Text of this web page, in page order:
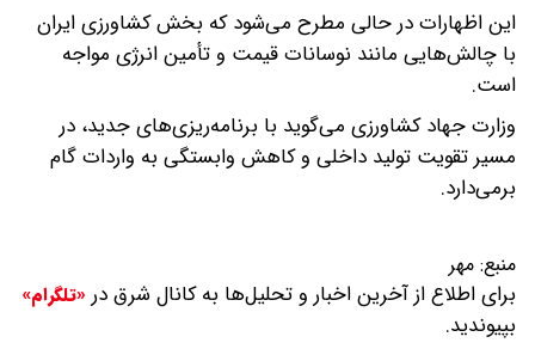
این اظهارات در حالی مطرح می‌شود که بخش کشاورزی ایران
با چالش‌هایی مانند نوسانات قیمت و تأمین انرژی مواجه
است.
وزارت جهاد کشاورزی می‌گوید با برنامه‌ریزی‌های جدید، در
مسیر تقویت تولید داخلی و کاهش وابستگی به واردات گام
برمی‌دارد.
منبع: مهر
برای اطلاع از آخرین اخبار و تحلیل‌ها به کانال شرق در «تلگرام»
بپیوندید.